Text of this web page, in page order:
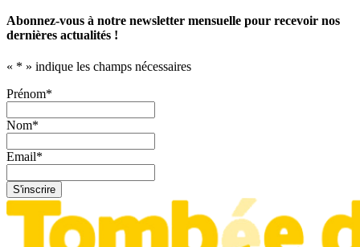
Abonnez-vous à notre newsletter mensuelle pour recevoir nos
dernières actualités !
« * » indique les champs nécessaires
Prénom*
Nom*
Email*